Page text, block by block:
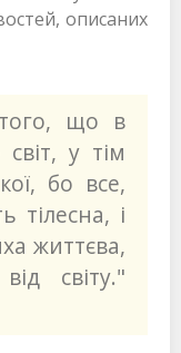
описаних
того, що в
у тім
бо все,
тілесна, і
життєва,
світу."